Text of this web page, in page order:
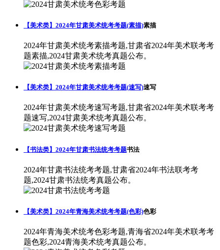
【美术类】2024年甘肃美术统考考题(素描)素描
2024年甘肃美术统考素描考题,甘肃省2024年美术联考考
题素描,2024甘肃美术统考真题公布。
【美术类】2024年甘肃美术统考考题(速写)速写
2024年甘肃美术统考速写考题,甘肃省2024年美术联考考
题速写,2024甘肃美术统考真题公布。
【书法类】2024年甘肃书法统考考题书法
2024年甘肃书法统考考题,甘肃省2024年书法联考考
题,2024甘肃书法统考真题公布。
【美术类】2024年青海美术统考考题(色彩)色彩
2024年青海美术统考色彩考题,青海省2024年美术联考考
题色彩,2024青海美术统考真题公布。